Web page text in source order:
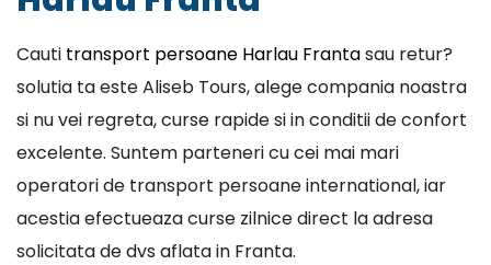
Cauti transport persoane Harlau Frantasau retur?
solutia ta este Aliseb Tours, alege compania noastra
si nu vei regreta, curse rapide si in conditii de confort
excelente. Suntem parteneri cu cei mai mari
operatori de transport persoane international, iar
acestia efectueaza curse zilnice direct la adresa
solicitata de dvs aflata in Franta.